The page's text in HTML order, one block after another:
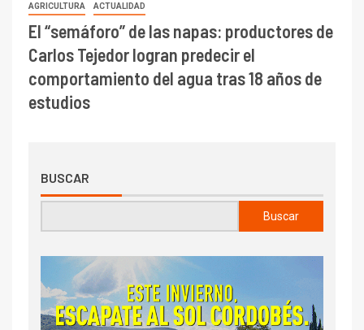
AGRICULTURA ACTUALIDAD
El “semáforo” de las napas: productores de
Carlos Tejedor logran predecir el
comportamiento del agua tras 18 años de
estudios
BUSCAR
Buscar